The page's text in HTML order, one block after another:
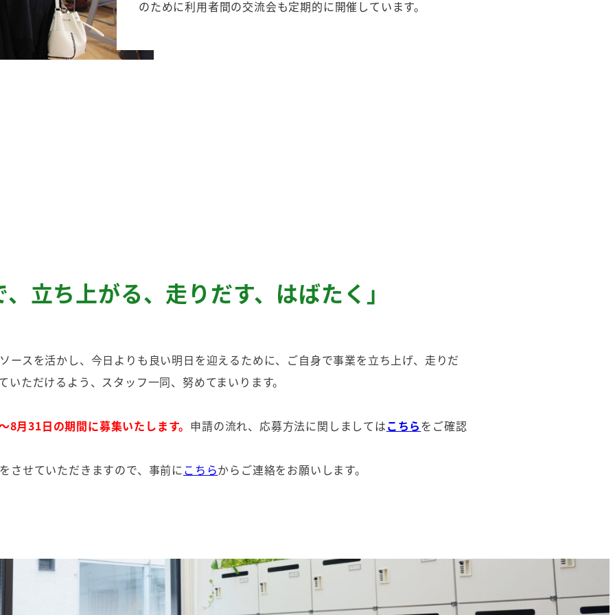
のために利用者間の交流会も定期的に開催しています。
立ち上がる、走りだす、はばたく」
ースを活かし、今日よりも良い明日を迎えるために、ご自身で事業を立ち上げ、走りだ
ただけるよう、スタッフ一同、努めてまいります。
月31日の期間に募集いたします。 申請の流れ、応募方法に関しましてはこちらをご確認
させていただきますので、事前にこちらからご連絡をお願いします。